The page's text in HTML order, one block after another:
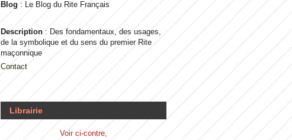
Blog : Le Blog du Rite Français
Description : Des fondamentaux, des usages,
de la symbolique et du sens du premier Rite
maçonnique
Contact
Librairie
Voir ci-contre,